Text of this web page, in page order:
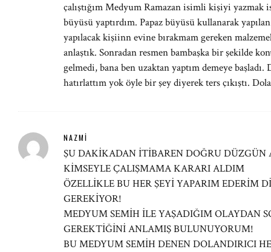
çalıştığım Medyum Ramazan isimli kişiyi yazmak
büyüsü yaptırdım. Papaz büyüsü kullanarak
yapılacak kişiinn evine bırakmam gereken
anlaştık. Sonradan resmen bambaşka bir şekilde
gelmedi, bana ben uzaktan yaptım demeye
hatırlattım yok öyle bir şey diyerek ters çıkıştı.
NAZMI
ŞU DAKİKADAN İTİBAREN DOĞRU DÜZGÜN
KİMSEYLE ÇALIŞMAMA KARARI ALDIM
ÖZELLİKLE BU HER ŞEYİ YAPARIM EDERİM
GEREKİYOR!
MEDYUM SEMİH İLE YAŞADIĞIM OLAYDAN
GEREKTİĞİNİ ANLAMIŞ BULUNUYORUM!
BU MEDYUM SEMİH DENEN DOLANDIRICI